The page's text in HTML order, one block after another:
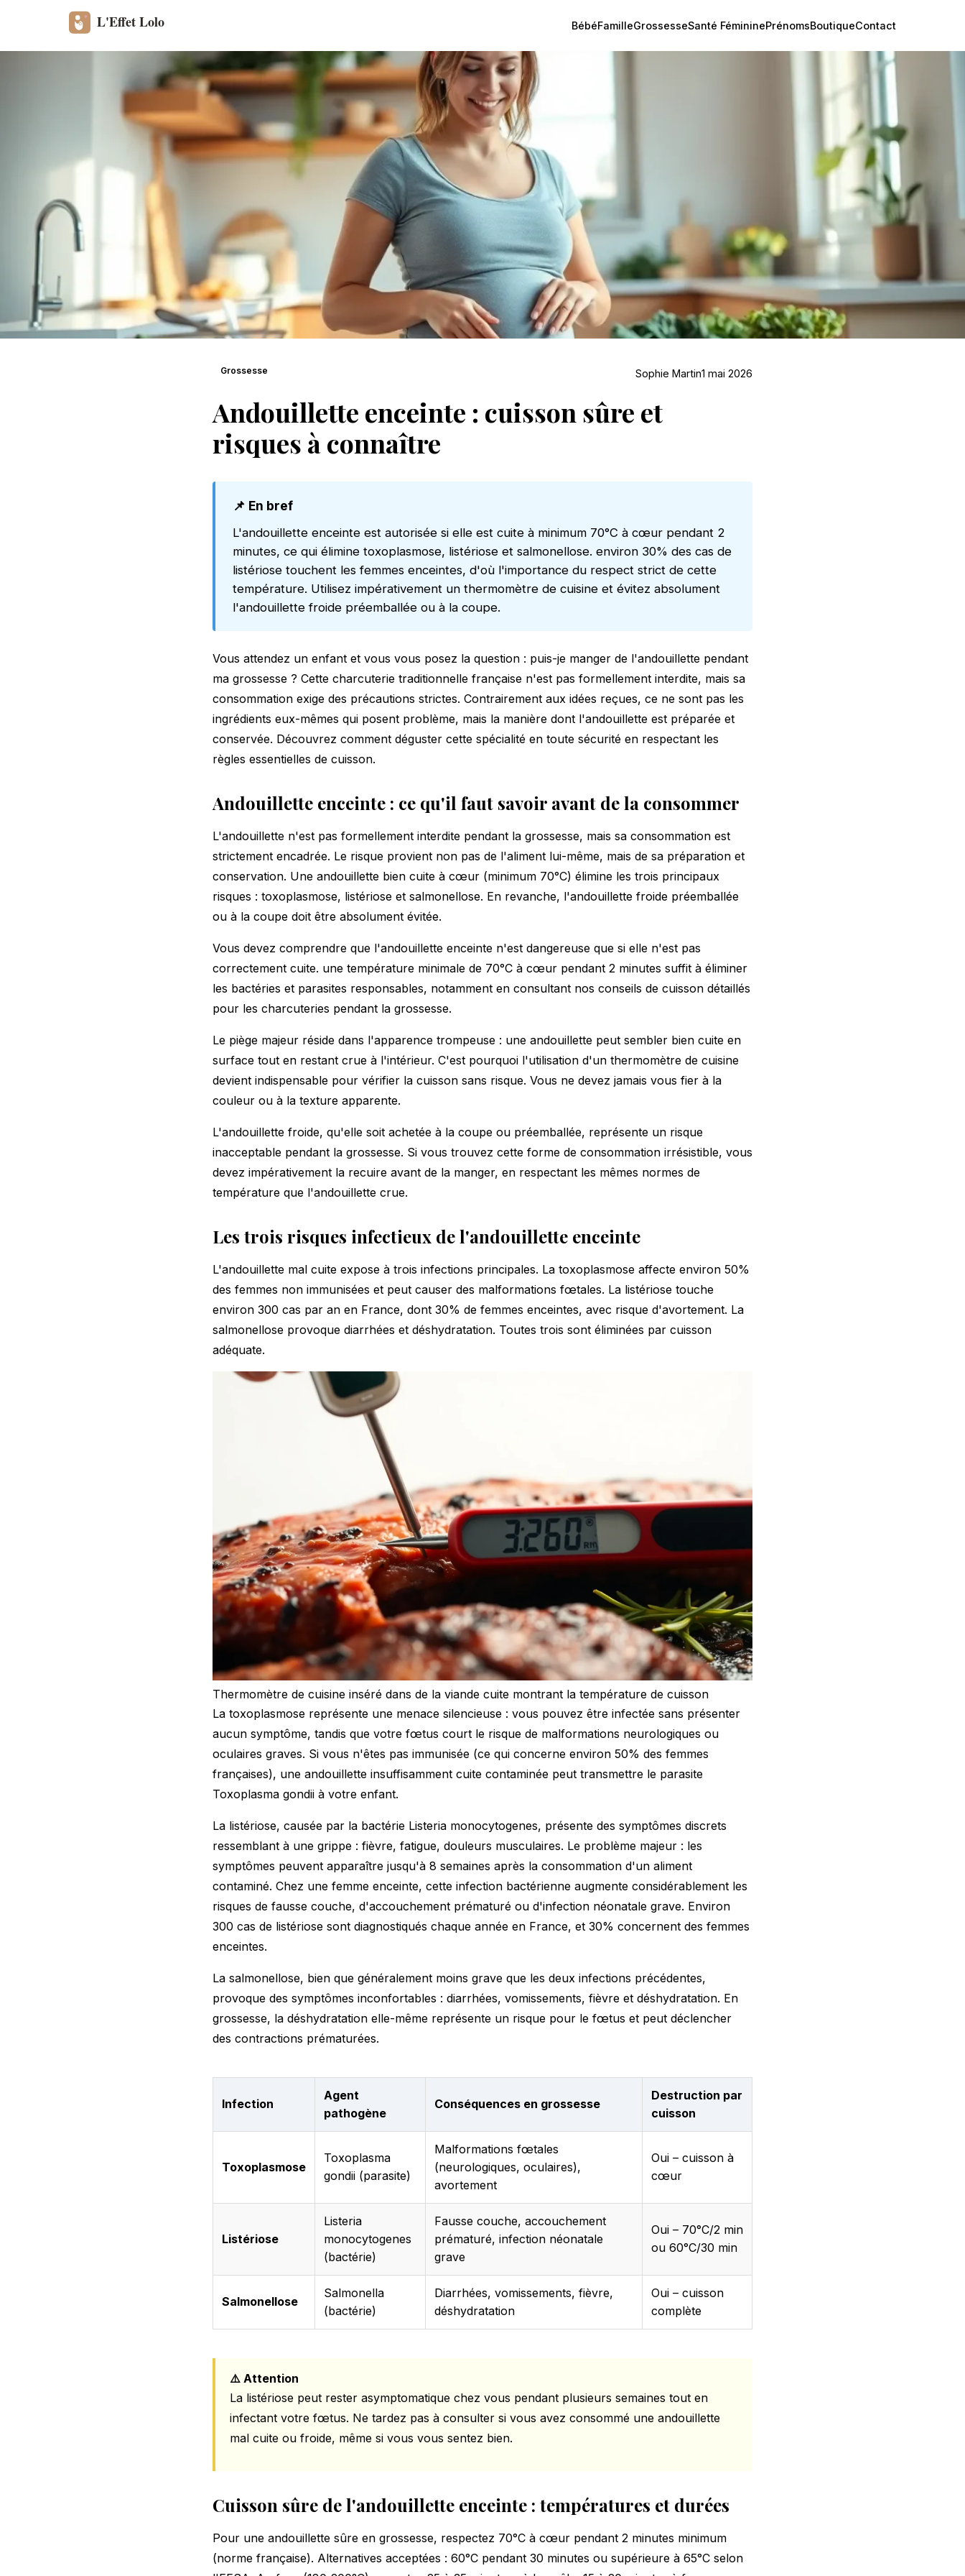
BébéFamilleGrossesseSanté FémininePrénomsBoutiqueContact
Grossesse Sophie Martin1 mai 2026
Andouillette enceinte : cuisson sûre et
risques à connaître
📌 En bref
L'andouillette enceinte est autorisée si elle est cuite à minimum 70°C à cœur pendant 2
minutes, ce qui élimine toxoplasmose, listériose et salmonellose. environ 30% des cas de
listériose touchent les femmes enceintes, d'où l'importance du respect strict de cette
température. Utilisez impérativement un thermomètre de cuisine et évitez absolument
l'andouillette froide préemballée ou à la coupe.
Vous attendez un enfant et vous vous posez la question : puis-je manger de l'andouillette pendant
ma grossesse ? Cette charcuterie traditionnelle française n'est pas formellement interdite, mais sa
consommation exige des précautions strictes. Contrairement aux idées reçues, ce ne sont pas les
ingrédients eux-mêmes qui posent problème, mais la manière dont l'andouillette est préparée et
conservée. Découvrez comment déguster cette spécialité en toute sécurité en respectant les
règles essentielles de cuisson.
Andouillette enceinte : ce qu'il faut savoir avant de la consommer
L'andouillette n'est pas formellement interdite pendant la grossesse, mais sa consommation est
strictement encadrée. Le risque provient non pas de l'aliment lui-même, mais de sa préparation et
conservation. Une andouillette bien cuite à cœur (minimum 70°C) élimine les trois principaux
risques : toxoplasmose, listériose et salmonellose. En revanche, l'andouillette froide préemballée
ou à la coupe doit être absolument évitée.
Vous devez comprendre que l'andouillette enceinte n'est dangereuse que si elle n'est pas
correctement cuite. une température minimale de 70°C à cœur pendant 2 minutes suffit à éliminer
les bactéries et parasites responsables, notamment en consultant nos conseils de cuisson détaillés
pour les charcuteries pendant la grossesse.
Le piège majeur réside dans l'apparence trompeuse : une andouillette peut sembler bien cuite en
surface tout en restant crue à l'intérieur. C'est pourquoi l'utilisation d'un thermomètre de cuisine
devient indispensable pour vérifier la cuisson sans risque. Vous ne devez jamais vous fier à la
couleur ou à la texture apparente.
L'andouillette froide, qu'elle soit achetée à la coupe ou préemballée, représente un risque
inacceptable pendant la grossesse. Si vous trouvez cette forme de consommation irrésistible, vous
devez impérativement la recuire avant de la manger, en respectant les mêmes normes de
température que l'andouillette crue.
Les trois risques infectieux de l'andouillette enceinte
L'andouillette mal cuite expose à trois infections principales. La toxoplasmose affecte environ 50%
des femmes non immunisées et peut causer des malformations fœtales. La listériose touche
environ 300 cas par an en France, dont 30% de femmes enceintes, avec risque d'avortement. La
salmonellose provoque diarrhées et déshydratation. Toutes trois sont éliminées par cuisson
adéquate.
Thermomètre de cuisine inséré dans de la viande cuite montrant la température de cuisson
La toxoplasmose représente une menace silencieuse : vous pouvez être infectée sans présenter
aucun symptôme, tandis que votre fœtus court le risque de malformations neurologiques ou
oculaires graves. Si vous n'êtes pas immunisée (ce qui concerne environ 50% des femmes
françaises), une andouillette insuffisamment cuite contaminée peut transmettre le parasite
Toxoplasma gondii à votre enfant.
La listériose, causée par la bactérie Listeria monocytogenes, présente des symptômes discrets
ressemblant à une grippe : fièvre, fatigue, douleurs musculaires. Le problème majeur : les
symptômes peuvent apparaître jusqu'à 8 semaines après la consommation d'un aliment
contaminé. Chez une femme enceinte, cette infection bactérienne augmente considérablement les
risques de fausse couche, d'accouchement prématuré ou d'infection néonatale grave. Environ
300 cas de listériose sont diagnostiqués chaque année en France, et 30% concernent des femmes
enceintes.
La salmonellose, bien que généralement moins grave que les deux infections précédentes,
provoque des symptômes inconfortables : diarrhées, vomissements, fièvre et déshydratation. En
grossesse, la déshydratation elle-même représente un risque pour le fœtus et peut déclencher
des contractions prématurées.
Infection
Agent
pathogène
Conséquences en grossesse
Destruction par
cuisson
Toxoplasmose
Toxoplasma
gondii (parasite)
Malformations fœtales
(neurologiques, oculaires),
avortement
Oui – cuisson à
cœur
Listériose
Listeria
monocytogenes
(bactérie)
Fausse couche, accouchement
prématuré, infection néonatale
grave
Oui – 70°C/2 min
ou 60°C/30 min
Salmonellose
Salmonella
(bactérie)
Diarrhées, vomissements, fièvre,
déshydratation
Oui – cuisson
complète
⚠️ Attention
La listériose peut rester asymptomatique chez vous pendant plusieurs semaines tout en
infectant votre fœtus. Ne tardez pas à consulter si vous avez consommé une andouillette
mal cuite ou froide, même si vous vous sentez bien.
Cuisson sûre de l'andouillette enceinte : températures et durées
Pour une andouillette sûre en grossesse, respectez 70°C à cœur pendant 2 minutes minimum
(norme française). Alternatives acceptées : 60°C pendant 30 minutes ou supérieure à 65°C selon